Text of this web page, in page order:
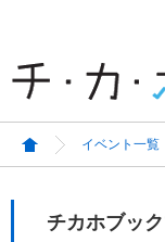
イベント一覧
チカホブッ